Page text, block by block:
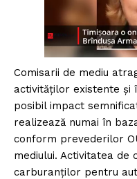
Comisarii de mediu
activităților existente și
posibil impact
realizează numai în
conform prevederilor
mediului. Activitatea de
carburanților pentru